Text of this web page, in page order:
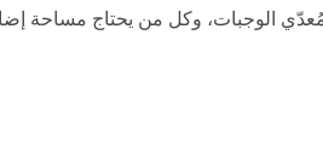
ومُعدّي الوجبات، وكل من يحتاج